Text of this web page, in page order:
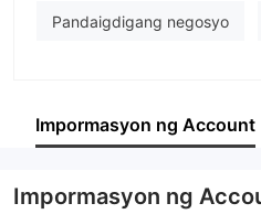
Pandaigdigang negosyo
Impormasyon ng Account
Impormasyon ng